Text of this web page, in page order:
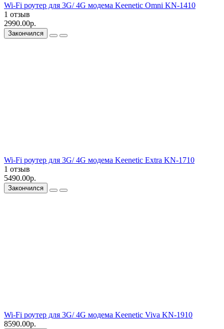
Wi-Fi роутер для 3G/ 4G модема Keenetic Omni KN-1410
1 отзыв
2990.00р.
Закончился
Wi-Fi роутер для 3G/ 4G модема Keenetic Extra KN-1710
1 отзыв
5490.00р.
Закончился
Wi-Fi роутер для 3G/ 4G модема Keenetic Viva KN-1910
8590.00р.